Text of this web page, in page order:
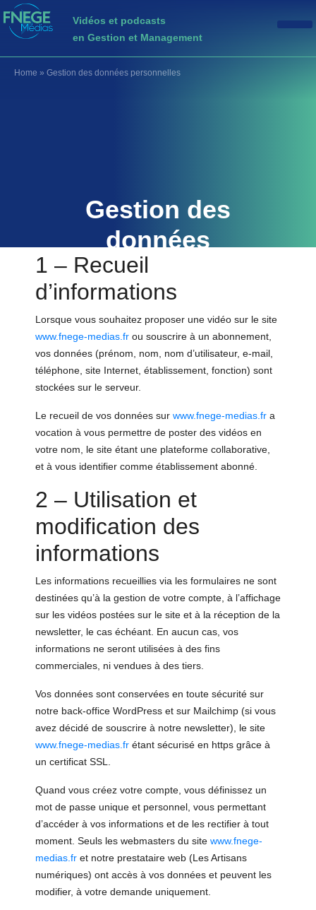
Vidéos et podcasts
en Gestion et Management
Home » Gestion des données personnelles
Gestion des
données
personnelles
1 – Recueil
d’informations
Lorsque vous souhaitez proposer une vidéo sur le site
www.fnege-medias.fr ou souscrire à un abonnement,
vos données (prénom, nom, nom d’utilisateur, e-mail,
téléphone, site Internet, établissement, fonction) sont
stockées sur le serveur.
Le recueil de vos données sur www.fnege-medias.fr a
vocation à vous permettre de poster des vidéos en
votre nom, le site étant une plateforme collaborative,
et à vous identifier comme établissement abonné.
2 – Utilisation et
modification des
informations
Les informations recueillies via les formulaires ne sont
destinées qu’à la gestion de votre compte, à l’affichage
sur les vidéos postées sur le site et à la réception de la
newsletter, le cas échéant. En aucun cas, vos
informations ne seront utilisées à des fins
commerciales, ni vendues à des tiers.
Vos données sont conservées en toute sécurité sur
notre back-office WordPress et sur Mailchimp (si vous
avez décidé de souscrire à notre newsletter), le site
www.fnege-medias.fr étant sécurisé en https grâce à
un certificat SSL.
Quand vous créez votre compte, vous définissez un
mot de passe unique et personnel, vous permettant
d’accéder à vos informations et de les rectifier à tout
moment. Seuls les webmasters du site www.fnege-
medias.fr et notre prestataire web (Les Artisans
numériques) ont accès à vos données et peuvent les
modifier, à votre demande uniquement.